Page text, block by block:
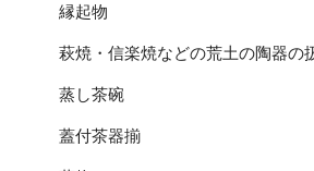
縁起物
萩焼・信楽焼などの荒土の陶器の
蒸し茶碗
蓋付茶器揃